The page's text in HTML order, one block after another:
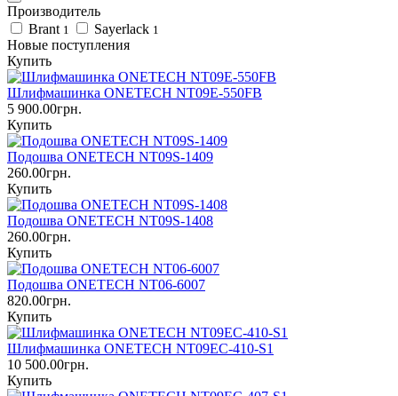
Производитель
Brant 1 Sayerlack 1
Новые поступления
Купить
Шлифмашинка ONETECH NT09E-550FB
5 900.00грн.
Купить
Подошва ONETECH NT09S-1409
260.00грн.
Купить
Подошва ONETECH NT09S-1408
260.00грн.
Купить
Подошва ONETECH NT06-6007
820.00грн.
Купить
Шлифмашинка ONETECH NT09EC-410-S1
10 500.00грн.
Купить